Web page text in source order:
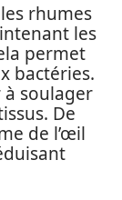
rhumes
les
permet
bactéries.
à soulager
De
de l’œil